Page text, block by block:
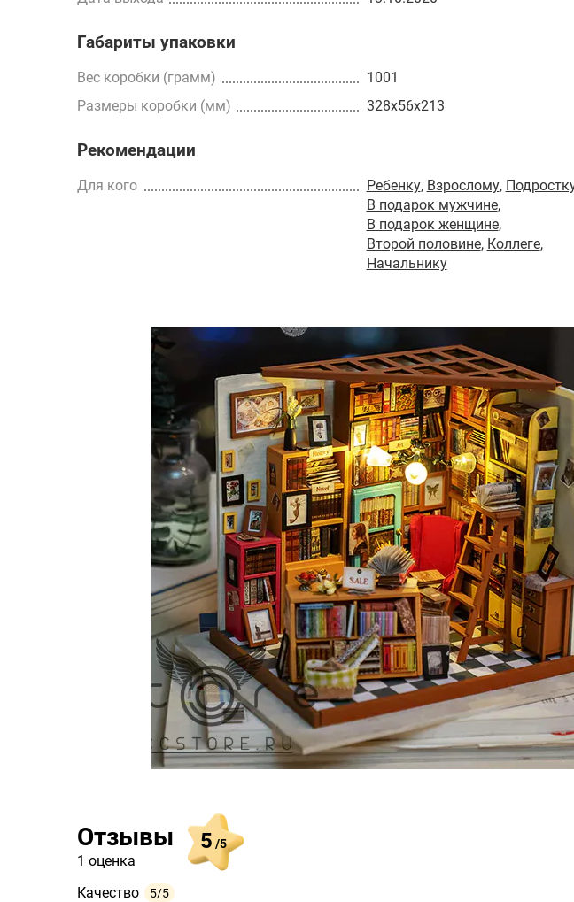
Габариты упаковки
Вес коробки (грамм)
1001
Размеры коробки (мм)
328x56x213
Рекомендации
Для кого Ребенку, Взрослому,
В подарок мужчине,
В подарок женщине,
Второй половине, Коллеге,
Начальнику
Отзывы
1 оценка
5 /5
Качество 5/5